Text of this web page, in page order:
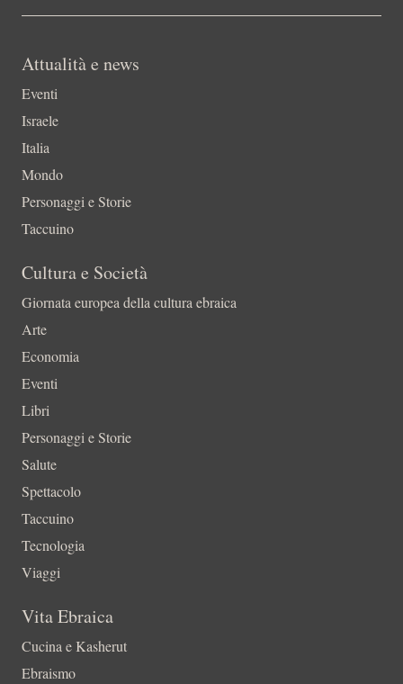
Attualità e news
Eventi
Israele
Italia
Mondo
Personaggi e Storie
Taccuino
Cultura e Società
Giornata europea della cultura ebraica
Arte
Economia
Eventi
Libri
Personaggi e Storie
Salute
Spettacolo
Taccuino
Tecnologia
Viaggi
Vita Ebraica
Cucina e Kasherut
Ebraismo